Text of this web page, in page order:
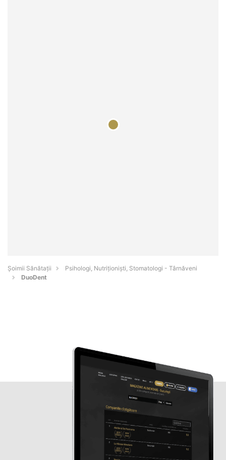
Şoimii Sănătații
Psihologi, Nutriționiști, Stomatologi - Târnăveni
DuoDent